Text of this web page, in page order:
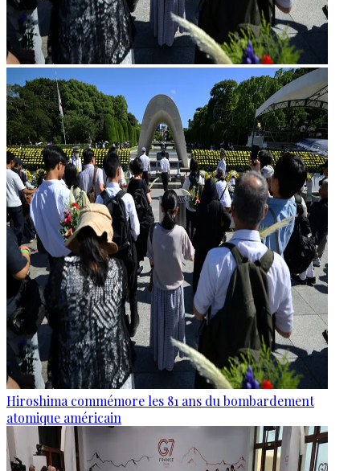
Hiroshima commémore les 81 ans du bombardement
atomique américain